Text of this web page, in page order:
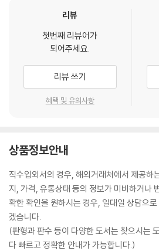
리뷰
첫번째 리뷰어가
되어주세요.
리뷰 쓰기
혜택 및 유의사항
상품정보안내
직수입외서의 경우, 해외거래처에서 제공하
지, 가격, 유통상태 등의 정보가 미비하거나
확한 확인을 원하시는 경우, 일대일 상담으
겠습니다.
(판형과 판수 등이 다양한 도서는 찾으시는
다 빠르고 정확한 안내가 가능합니다.)